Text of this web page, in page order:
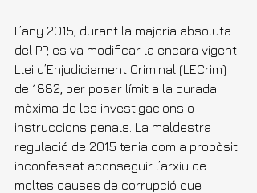
L’any 2015, durant la majoria absoluta
del PP, es va modificar la encara vigent
Llei d’Enjudiciament Criminal (LECrim)
de 1882, per posar límit a la durada
màxima de les investigacions o
instruccions penals. La maldestra
regulació de 2015 tenia com a propòsit
inconfessat aconseguir l’arxiu de
moltes causes de corrupció que